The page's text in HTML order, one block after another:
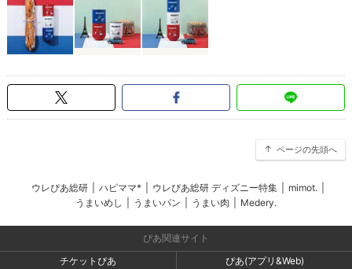
ページの先頭へ
ウレぴあ総研 ハピママ* ウレぴあ総研 ディズニー特集 mimot.
うまいめし
うまいパン うまい肉 Medery.
ぴあ関連サイト
チケットぴあ
ぴあ(アプリ&Web)